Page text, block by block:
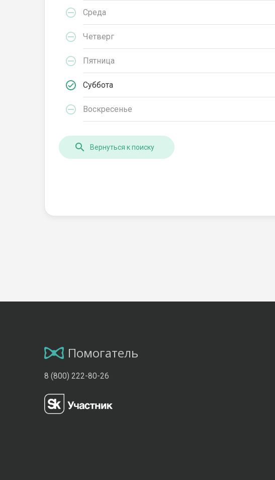
Среда
Четверг
Пятница
Суббота
Воскресенье
Вернуться к поиску
Помогатель
8 (800) 222-80-26